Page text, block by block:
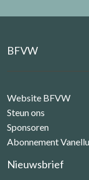
BFVW
Website BFVW
Steun ons
Sponsoren
Abonnement
Nieuwsbrief